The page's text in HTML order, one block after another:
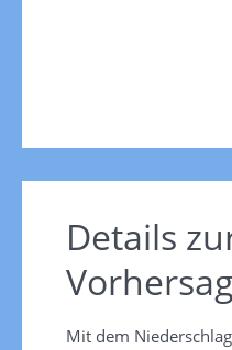
Details
Mit dem